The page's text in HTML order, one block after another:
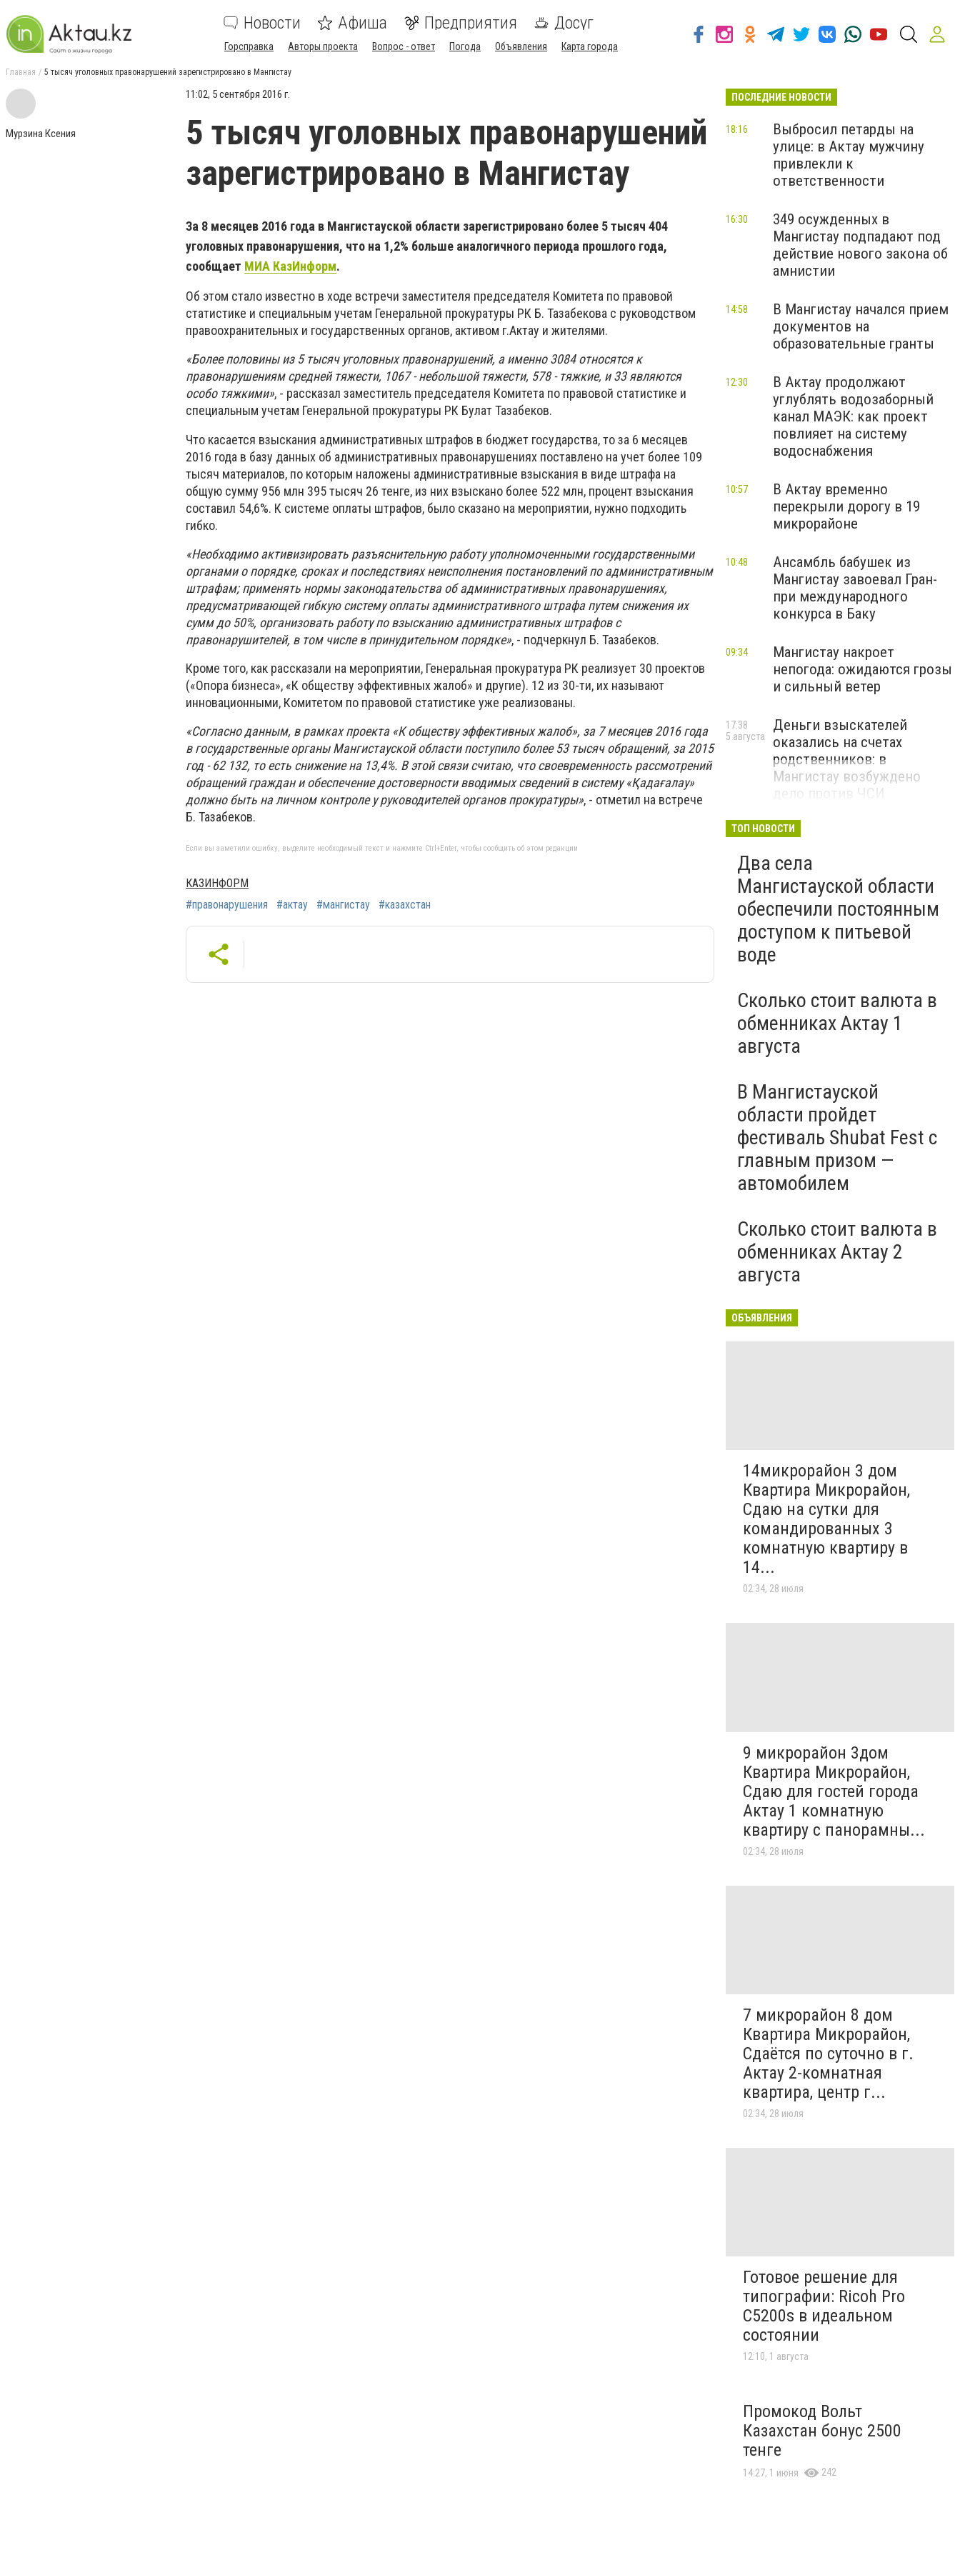
Новости Афиша Предприятия Досуг
Горсправка Авторы проекта Вопрос - ответ Погода Объявления Карта города
Главная 5 тысяч уголовных правонарушений зарегистрировано в Мангистау
Мурзина Ксения
11:02, 5 сентября 2016 г.
5 тысяч уголовных правонарушений
зарегистрировано в Мангистау
За 8 месяцев 2016 года в Мангистауской области зарегистрировано более 5 тысяч 404
уголовных правонарушения, что на 1,2% больше аналогичного периода прошлого года,
сообщает МИА КазИнформ.
Об этом стало известно в ходе встречи заместителя председателя Комитета по правовой
статистике и специальным учетам Генеральной прокуратуры РК Б. Тазабекова с руководством
правоохранительных и государственных органов, активом г.Актау и жителями.
«Более половины из 5 тысяч уголовных правонарушений, а именно 3084 относятся к
правонарушениям средней тяжести, 1067 - небольшой тяжести, 578 - тяжкие, и 33 являются
особо тяжкими», - рассказал заместитель председателя Комитета по правовой статистике и
специальным учетам Генеральной прокуратуры РК Булат Тазабеков.
Что касается взыскания административных штрафов в бюджет государства, то за 6 месяцев
2016 года в базу данных об административных правонарушениях поставлено на учет более 109
тысяч материалов, по которым наложены административные взыскания в виде штрафа на
общую сумму 956 млн 395 тысяч 26 тенге, из них взыскано более 522 млн, процент взыскания
составил 54,6%. К системе оплаты штрафов, было сказано на мероприятии, нужно подходить
гибко.
«Необходимо активизировать разъяснительную работу уполномоченными государственными
органами о порядке, сроках и последствиях неисполнения постановлений по административным
штрафам; применять нормы законодательства об административных правонарушениях,
предусматривающей гибкую систему оплаты административного штрафа путем снижения их
сумм до 50%, организовать работу по взысканию административных штрафов с
правонарушителей, в том числе в принудительном порядке», - подчеркнул Б. Тазабеков.
Кроме того, как рассказали на мероприятии, Генеральная прокуратура РК реализует 30 проектов
(«Опора бизнеса», «К обществу эффективных жалоб» и другие). 12 из 30-ти, их называют
инновационными, Комитетом по правовой статистике уже реализованы.
«Согласно данным, в рамках проекта «К обществу эффективных жалоб», за 7 месяцев 2016 года
в государственные органы Мангистауской области поступило более 53 тысяч обращений, за 2015
год - 62 132, то есть снижение на 13,4%. В этой связи считаю, что своевременность рассмотрений
обращений граждан и обеспечение достоверности вводимых сведений в систему «Қадағалау»
должно быть на личном контроле у руководителей органов прокуратуры», - отметил на встрече
Б. Тазабеков.
Если вы заметили ошибку, выделите необходимый текст и нажмите Ctrl+Enter, чтобы сообщить об этом редакции
КАЗИНФОРМ
#правонарушения
#актау #мангистау #казахстан
ПОСЛЕДНИЕ НОВОСТИ
Выбросил петарды на
улице: в Актау мужчину
привлекли к
ответственности
18:16
349 осужденных в
Мангистау подпадают под
действие нового закона об
амнистии
16:30
В Мангистау начался прием
документов на
образовательные гранты
14:58
В Актау продолжают
углублять водозаборный
канал МАЭК: как проект
повлияет на систему
водоснабжения
12:30
В Актау временно
перекрыли дорогу в 19
микрорайоне
10:57
Ансамбль бабушек из
Мангистау завоевал Гран-
при международного
конкурса в Баку
10:48
Мангистау накроет
непогода: ожидаются грозы
и сильный ветер
09:34
Деньги взыскателей
оказались на счетах
родственников: в
Мангистау возбуждено
дело против ЧСИ
17:38
5 августа
ТОП НОВОСТИ
Два села
Мангистауской области
обеспечили постоянным
доступом к питьевой
воде
Сколько стоит валюта в
обменниках Актау 1
августа
В Мангистауской
области пройдет
фестиваль Shubat Fest с
главным призом —
автомобилем
Сколько стоит валюта в
обменниках Актау 2
августа
ОБЪЯВЛЕНИЯ
14микрорайон 3 дом
Квартира Микрорайон,
Сдаю на сутки для
командированных 3
комнатную квартиру в
14...
02:34, 28 июля
9 микрорайон 3дом
Квартира Микрорайон,
Сдаю для гостей города
Актау 1 комнатную
квартиру с панорамны...
02:34, 28 июля
7 микрорайон 8 дом
Квартира Микрорайон,
Сдаётся по суточно в г.
Актау 2-комнатная
квартира, центр г...
02:34, 28 июля
Готовое решение для
типографии: Ricoh Pro
C5200s в идеальном
состоянии
12:10, 1 августа
Промокод Вольт
Казахстан бонус 2500
тенге
14:27, 1 июня 242